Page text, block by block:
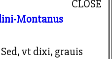
CLOSE
Montanus
Sed, vt dixi, grauis